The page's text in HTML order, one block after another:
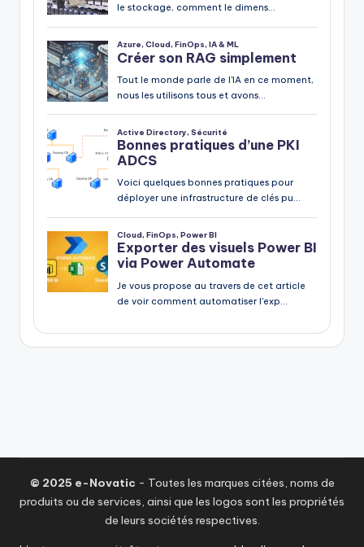
© 2025 e-Novatic - Toutes les marques citées, noms de
produits ou de services, ainsi que les logos sont les propriétés
de leurs sociétés respectives.